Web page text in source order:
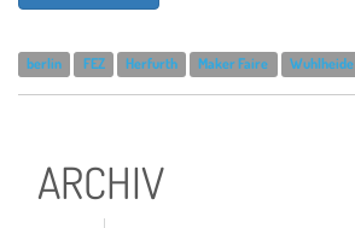
berlin FEZ Herfurth Maker Faire Wuhlheide
ARCHIV